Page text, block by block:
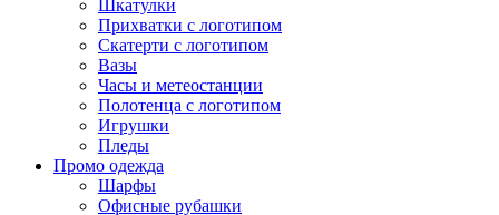
Шкатулки
Прихватки с логотипом
Скатерти с логотипом
Вазы
Часы и метеостанции
Полотенца с логотипом
Игрушки
Пледы
Промо одежда
Шарфы
Офисные рубашки